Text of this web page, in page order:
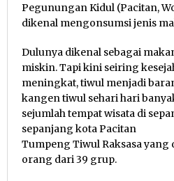
Pegunungan Kidul (Pacitan,
dikenal mengonsumsi jenis
Dulunya dikenal sebagai
miskin. Tapi kini seiring
meningkat, tiwul menjadi
kangen tiwul sehari hari
sejumlah tempat wisata di
sepanjang kota Pacitan
Tumpeng Tiwul Raksasa yang
orang dari 39 grup.